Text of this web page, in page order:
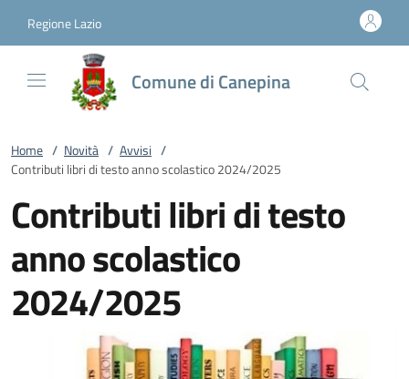
Regione Lazio
Comune di Canepina
Home / Novità / Avvisi /
Contributi libri di testo anno scolastico 2024/2025
Contributi libri di testo
anno scolastico
2024/2025